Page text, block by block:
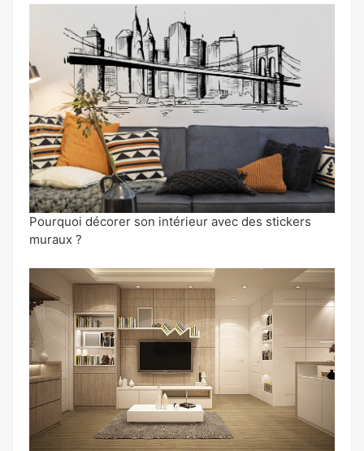
Pourquoi décorer son intérieur avec des stickers
muraux ?